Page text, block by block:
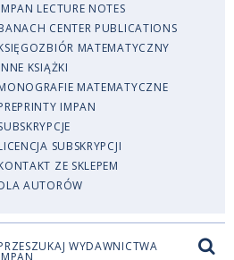
LECTURE NOTES
CENTER PUBLICATIONS
MATEMATYCZNY
KSIĄŻKI
MATEMATYCZNE
IMPAN
SUBSKRYPCJI
ZE SKLEPEM
AUTORÓW
WYDAWNICTWA